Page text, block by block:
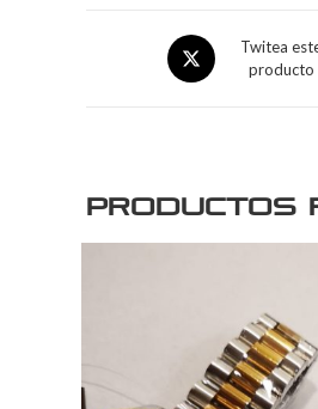
Twitea
producto
Productos